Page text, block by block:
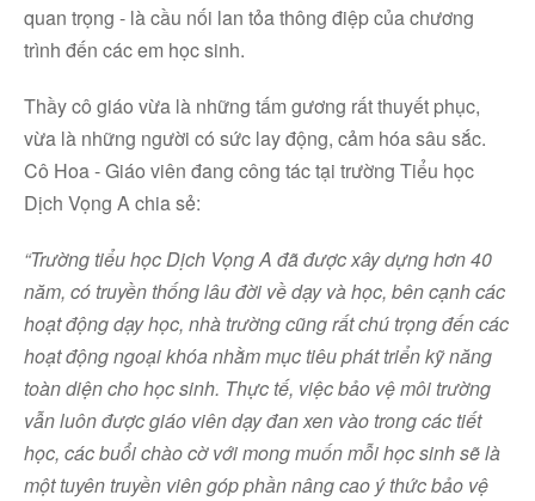
quan trọng - là cầu nối lan tỏa thông điệp của chương
trình đến các em học sinh.
Thầy cô giáo vừa là những tấm gương rất thuyết phục,
vừa là những người có sức lay động, cảm hóa sâu sắc.
Cô Hoa - Giáo viên đang công tác tại trường Tiểu học
Dịch Vọng A chia sẻ:
“Trường tiểu học Dịch Vọng A đã được xây dựng hơn 40
năm, có truyền thống lâu đời về dạy và học, bên cạnh các
hoạt động dạy học, nhà trường cũng rất chú trọng đến các
hoạt động ngoại khóa nhằm mục tiêu phát triển kỹ năng
toàn diện cho học sinh. Thực tế, việc bảo vệ môi trường
vẫn luôn được giáo viên dạy đan xen vào trong các tiết
học, các buổi chào cờ với mong muốn mỗi học sinh sẽ là
một tuyên truyền viên góp phần nâng cao ý thức bảo vệ